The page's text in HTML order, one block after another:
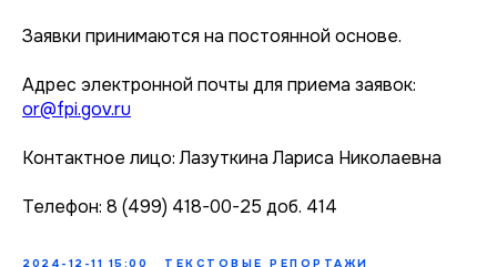
Заявки принимаются на постоянной основе.
Адрес электронной почты для приема заявок:
or@fpi.gov.ru
Контактное лицо: Лазуткина Лариса Николаевна
Телефон: 8 (499) 418-00-25 доб. 414
2024-12-11 15:00 ТЕКСТОВЫЕ РЕПОРТАЖИ